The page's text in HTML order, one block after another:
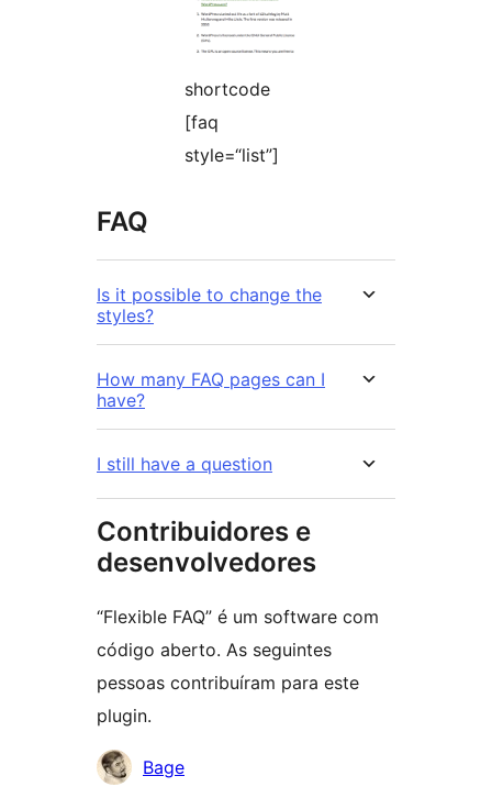
shortcode
[faq
style=“list”]
FAQ
Is it possible to change the
styles?
How many FAQ pages can I
have?
I still have a question
Contribuidores e
desenvolvedores
“Flexible FAQ” é um software com
código aberto. As seguintes
pessoas contribuíram para este
plugin.
Contribuidores
Bage